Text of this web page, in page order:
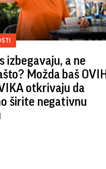
izbegavaju, a ne
Možda baš OVIH
otkrivaju da
širite negativnu